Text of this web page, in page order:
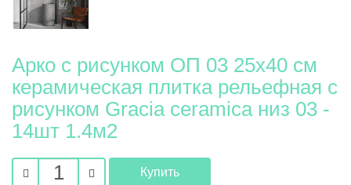
Арко с рисунком ОП 03 25х40 см
керамическая плитка рельефная с
рисунком Gracia ceramica низ 03 -
14шт 1.4м2